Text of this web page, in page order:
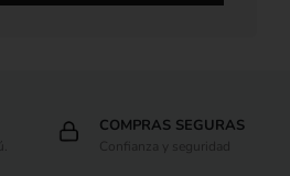
COMPRAS SEGURAS
Confianza y seguridad